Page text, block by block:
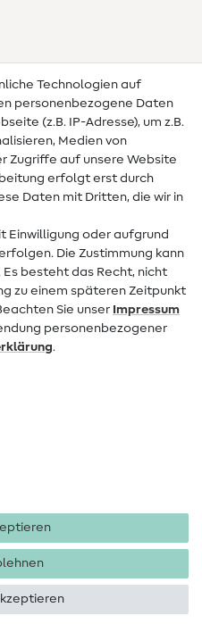
Technologien auf
personenbezogene Daten
(z.B. IP-Adresse), um z.B.
Medien von
Zugriffe auf unsere Website
erfolgt erst durch
Daten mit Dritten, die wir in
Einwilligung oder aufgrund
Die Zustimmung kann
besteht das Recht, nicht
zu einem späteren Zeitpunkt
Sie unser Impressum
personenbezogener
.
AGB